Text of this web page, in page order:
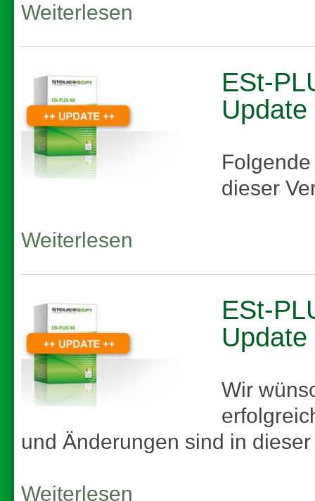
Weiterlesen
ESt-
dieser
Weiterlesen
ESt-
Wir
und Änderungen sind in
Weiterlesen